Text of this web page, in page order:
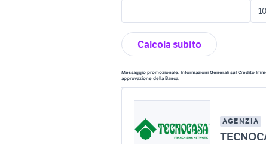
Calcola subito
Messaggio promozionale. Informazioni Generali sul Credito
approvazione della Banca.
AGENZIA